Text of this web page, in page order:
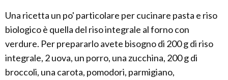
Una ricetta un po' particolare per cucinare pasta e riso
biologico è quella del riso integrale al forno con
verdure. Per prepararlo avete bisogno di 200 g di riso
integrale, 2 uova, un porro, una zucchina, 200 g di
broccoli, una carota, pomodori, parmigiano,